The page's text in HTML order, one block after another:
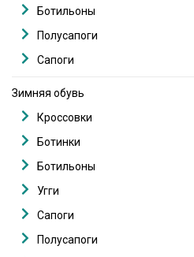
Ботильоны
Полусапоги
Сапоги
Зимняя обувь
Кроссовки
Ботинки
Ботильоны
Угги
Сапоги
Полусапоги